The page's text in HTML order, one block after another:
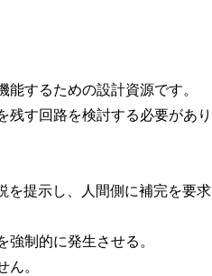
するための設計資源です。
す回路を検討する必要があり
を提示し、人間側に補完を要求
制的に発生させる。
。